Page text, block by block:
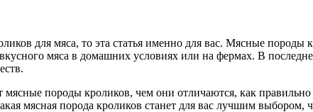
для мяса, то эта статья именно для вас. Мясные
мяса в домашних условиях или на фермах. В
породы кроликов, чем они отличаются, как
мясная порода кроликов станет для вас лучшим выбором,